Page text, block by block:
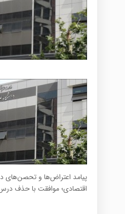
پیامد اعتراض‌ها و تحصن‌های
اقتصادی؛ موافقت با حذف